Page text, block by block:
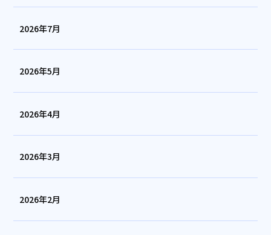
2026年7月
2026年5月
2026年4月
2026年3月
2026年2月